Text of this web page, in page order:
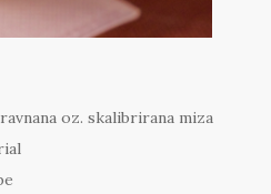
oz. skalibrirana miza